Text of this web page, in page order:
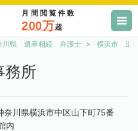
月間閲覧件数
200万超
川県 遺産相続 弁護士 横浜市 遺
務所
奈川県横浜市中区山下町75番
内